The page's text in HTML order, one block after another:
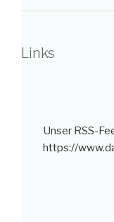
Links
Unser RSS-
https://